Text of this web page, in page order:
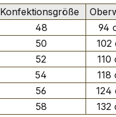
Konfektionsgröße
48 94
50 102
52 110
54 118
56 124
58 132